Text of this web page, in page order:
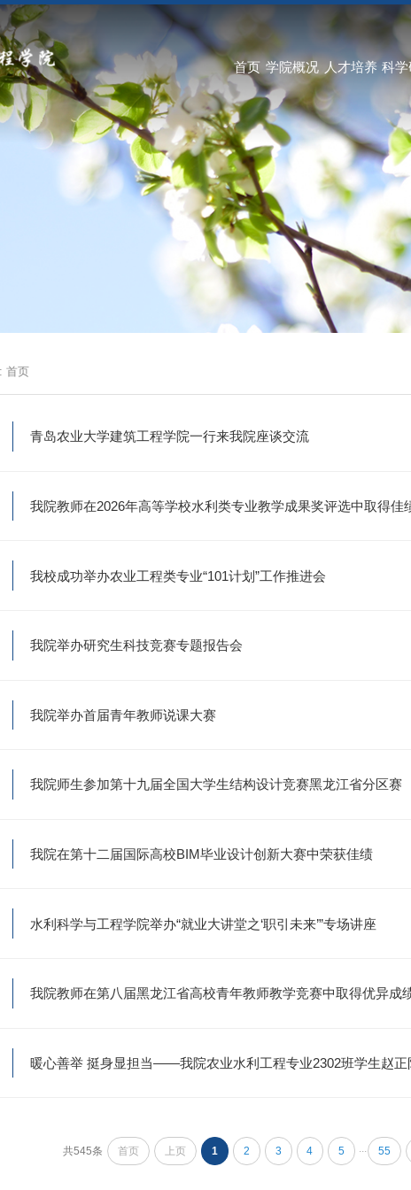
首页 学院概况 人才培养 科
首页
青岛农业大学建筑工程学院一行来我院座谈交流
我院教师在2026年高等学校水利类专业教学成果奖评选中取得佳
我校成功举办农业工程类专业“101计划”工作推进会
我院举办研究生科技竞赛专题报告会
我院举办首届青年教师说课大赛
我院师生参加第十九届全国大学生结构设计竞赛黑龙江省分区赛
我院在第十二届国际高校BIM毕业设计创新大赛中荣获佳绩
水利科学与工程学院举办“就业大讲堂之‘职引未来’”专场讲座
我院教师在第八届黑龙江省高校青年教师教学竞赛中取得优异成
暖心善举 挺身显担当——我院农业水利工程专业2302班学生赵正
共545条 首页 上页 1 2 3 4 5 55